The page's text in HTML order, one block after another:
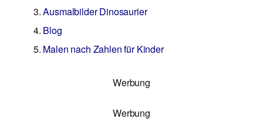
Ausmalbilder Dinosaurier
Blog
Malen nach Zahlen für Kinder
Werbung
Werbung